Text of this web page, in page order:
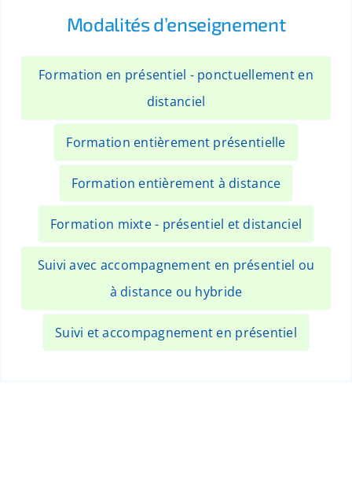
Modalités d’enseignement
Formation en présentiel - ponctuellement en
distanciel
Formation entièrement présentielle
Formation entièrement à distance
Formation mixte - présentiel et distanciel
Suivi avec accompagnement en présentiel ou
à distance ou hybride
Suivi et accompagnement en présentiel